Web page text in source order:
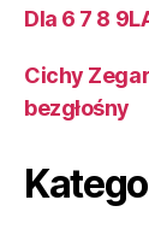
Dla 6 7 8
Cichy
bezgłośny